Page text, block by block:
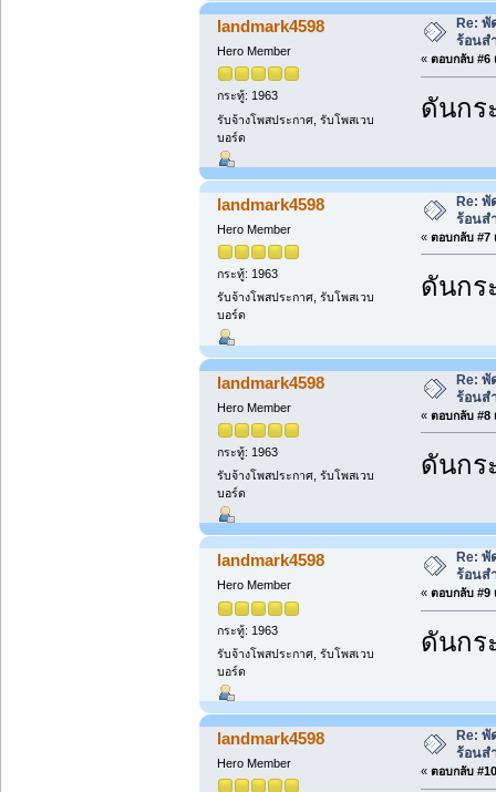
landmark4598
Hero Member
กระทู้: 1963
รับจ้างโพสประกาศ, รับโพสเวบ
บอร์ด
Re:
ร้อนส
« ตอบกลับ #6
ดันกร
landmark4598
Hero Member
กระทู้: 1963
รับจ้างโพสประกาศ, รับโพสเวบ
บอร์ด
Re: พั
ร้อนส
« ตอบกลับ #7
ดันกร
landmark4598
Hero Member
กระทู้: 1963
รับจ้างโพสประกาศ, รับโพสเวบ
บอร์ด
Re: พั
ร้อนส
« ตอบกลับ #8
ดันกร
landmark4598
Hero Member
กระทู้: 1963
รับจ้างโพสประกาศ, รับโพสเวบ
บอร์ด
Re:
ร้อนส
« ตอบกลับ #9
ดันกร
landmark4598
Hero Member
Re:
ร้อนส
« ตอบกลับ